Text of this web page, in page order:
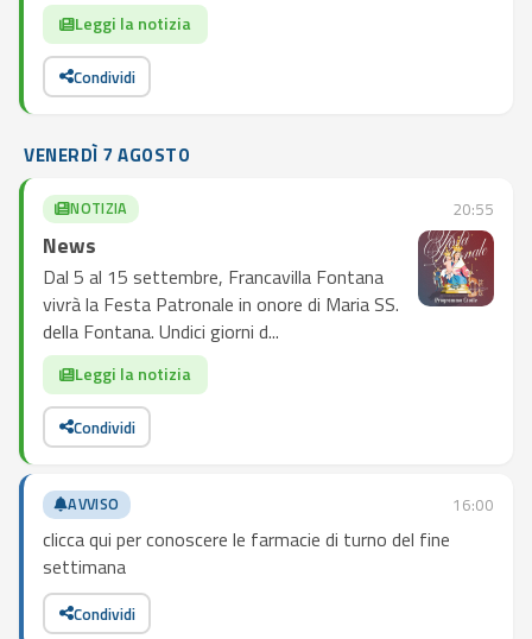
Leggi la notizia
Condividi
VENERDÌ 7 AGOSTO
NOTIZIA 20:55
News
Dal 5 al 15 settembre, Francavilla Fontana
vivrà la Festa Patronale in onore di Maria SS.
della Fontana. Undici giorni d...
Leggi la notizia
Condividi
AVVISO 16:00
clicca qui per conoscere le farmacie di turno del fine
settimana
Condividi